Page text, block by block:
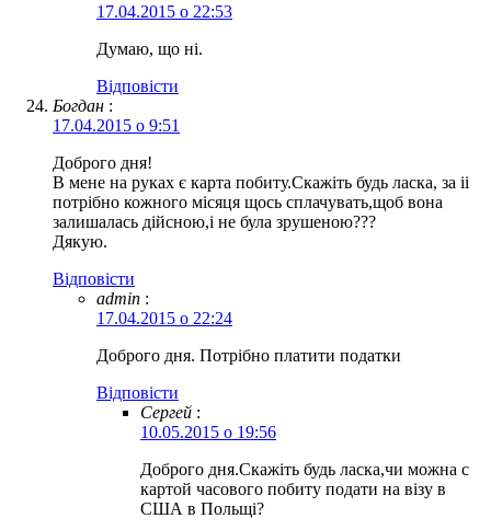
17.04.2015 о 22:53
Думаю, що ні.
Відповіcти
Богдан :
17.04.2015 о 9:51
Доброго дня!
В мене на руках є карта побиту.Скажіть будь ласка, за іі
потрібно кожного місяця щось сплачувать,щоб вона
залишалась дійсною,і не була зрушеною???
Дякую.
Відповіcти
admin :
17.04.2015 о 22:24
Доброго дня. Потрібно платити податки
Відповіcти
Сергей :
10.05.2015 о 19:56
Доброго дня.Скажіть будь ласка,чи можна с
картой часового побиту подати на візу в
США в Польщі?